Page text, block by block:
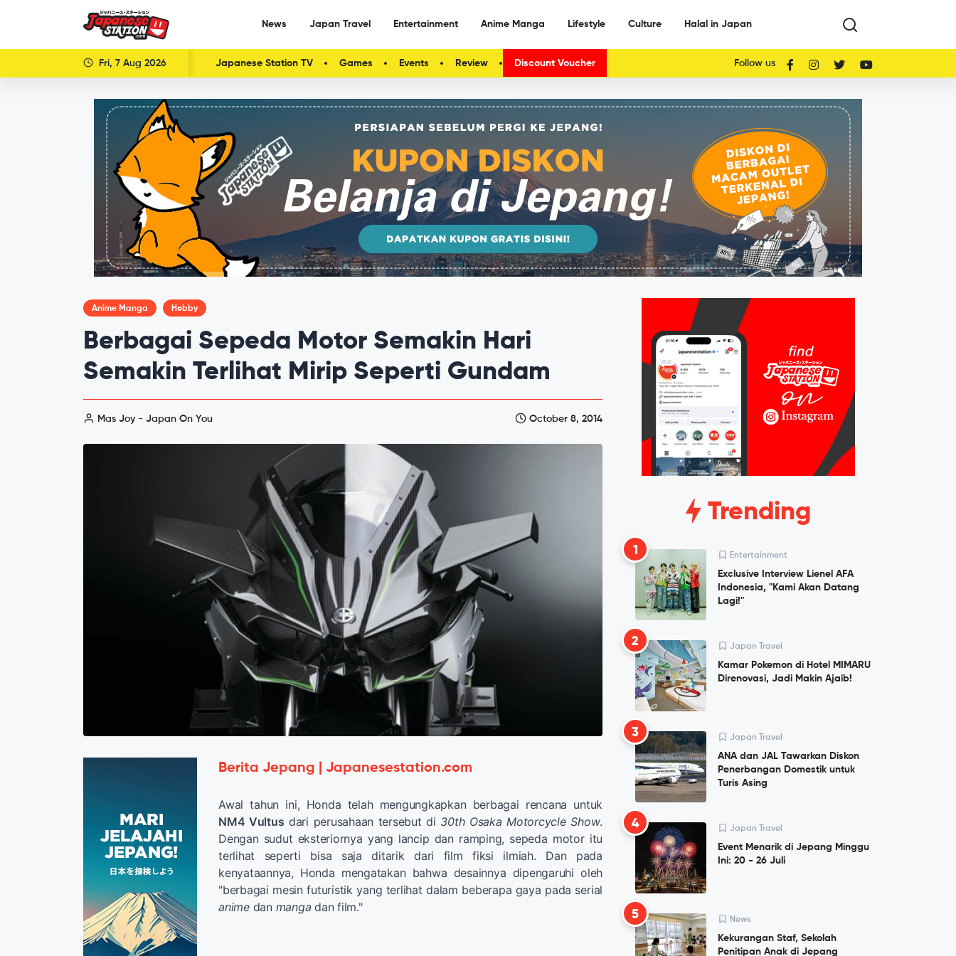
News Japan Travel Entertainment Anime Manga Lifestyle Culture Halal in Japan
Fri, 7 Aug 2026 Japanese Station TV Games Events Review Discount Voucher Follow us
Anime Manga Hobby
Berbagai Sepeda Motor Semakin Hari
Semakin Terlihat Mirip Seperti Gundam
Mas Joy - Japan On You October 8, 2014
Berita Jepang | Japanesestation.com
Awal tahun ini, Honda telah mengungkapkan berbagai rencana untuk
NM4 Vultus dari perusahaan tersebut di 30th Osaka Motorcycle Show.
Dengan sudut eksteriornya yang lancip dan ramping, sepeda motor itu
terlihat seperti bisa saja ditarik dari film fiksi ilmiah. Dan pada
kenyataannya, Honda mengatakan bahwa desainnya dipengaruhi oleh
"berbagai mesin futuristik yang terlihat dalam beberapa gaya pada serial
animedan manga dan film."
Trending
1 Entertainment
Exclusive Interview Lienel AFA
Indonesia, "Kami Akan Datang
Lagi!"
2 Japan Travel
Kamar Pokemon di Hotel MIMARU
Direnovasi, Jadi Makin Ajaib!
3 Japan Travel
ANA dan JAL Tawarkan Diskon
Penerbangan Domestik untuk
Turis Asing
4 Japan Travel
Event Menarik di Jepang Minggu
Ini: 20 - 26 Juli
5 News
Kekurangan Staf, Sekolah
Penitipan Anak di Jepang